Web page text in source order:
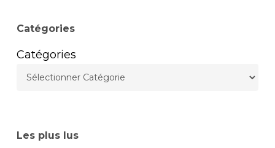
Catégories
Catégories
Les plus lus